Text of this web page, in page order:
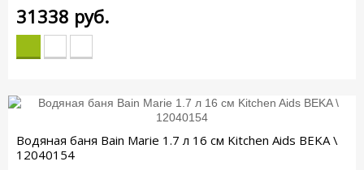
31338 руб.
Водяная баня Bain Marie 1.7 л 16 см Kitchen Aids BEKA \
12040154